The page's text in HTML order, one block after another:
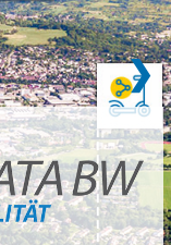
❯